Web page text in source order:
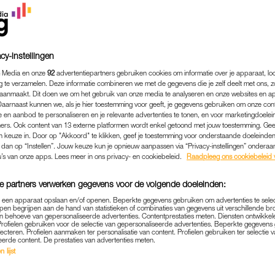
JANNEKE OVER
'JE HEBT JE
IN DE HAND'
PERSOONLIJK|LINDA.
29-09-2019 | ANNELOES SCHOHAUS
staat in het teken van het vrouwenhart.
instellingen
Media en onze 92 advertentiepartners gebruiken cookies om informatie over je apparaat,
te verzamelen. Deze informatie combineren we met de gegevens die je zelf deelt met ons,
Dit doen we om het gebruik van onze media te analyseren en onze websites en
kunnen we, als je hier toestemming voor geeft, je gegevens gebruiken om onze
en aanbod te personaliseren en je relevante advertenties te tonen, en voor
Ook content van 13 externe platformen wordt enkel getoond met jouw toestemming.
keuze in. Door op "Akkoord" te klikken, geef je toestemming voor onderstaande
op “Instellen”. Jouw keuze kun je opnieuw aanpassen via “Privacy-instellingen”
van onze apps. Lees meer in ons privacy- en cookiebeleid.
Raadpleeg ons cookiebeleid
partners verwerken gegevens voor de volgende doeleinden:
een apparaat opslaan en/of openen. Beperkte gegevens gebruiken om advertenties te
begrijpen aan de hand van statistieken of combinaties van gegevens uit verschillende
behoeve van gepersonaliseerde advertenties. Contentprestaties meten. Diensten
gebruiken voor de selectie van gepersonaliseerde advertenties. Beperkte
Profielen aanmaken ter personalisatie van content. Profielen gebruiken ter selectie
content. De prestaties van advertenties meten.
lijst